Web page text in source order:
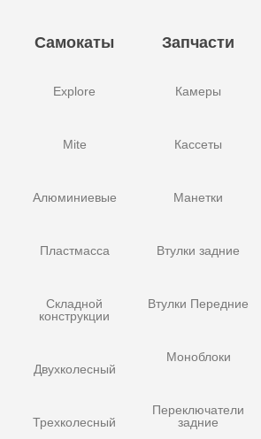
Самокаты
Explore
Mite
Алюминиевые
Пластмасса
Складной
конструкции
Двухколесный
Трехколесный
Запчасти
Камеры
Кассеты
Манетки
Втулки задние
Втулки Передние
Моноблоки
Переключатели
задние